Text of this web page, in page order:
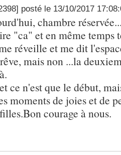
posté le 13/10/2017
chambre
"ca" et en même temps
réveille et me dit
mais non ...la
ce n'est que le début,
moments de joies et de
courage à nous.